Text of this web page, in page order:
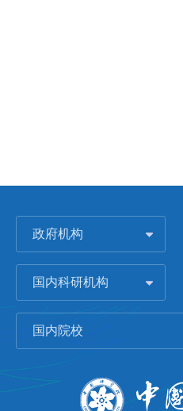
政府机构
国内科研机构
国内院校